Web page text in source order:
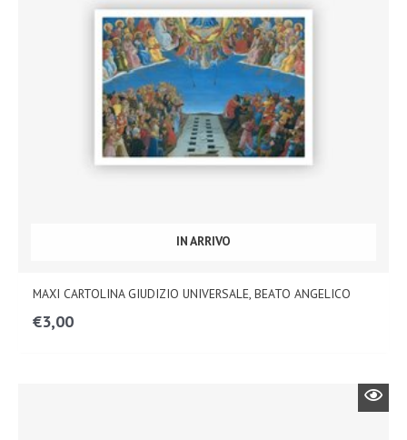
IN ARRIVO
MAXI CARTOLINA GIUDIZIO UNIVERSALE, BEATO ANGELICO
€3,00